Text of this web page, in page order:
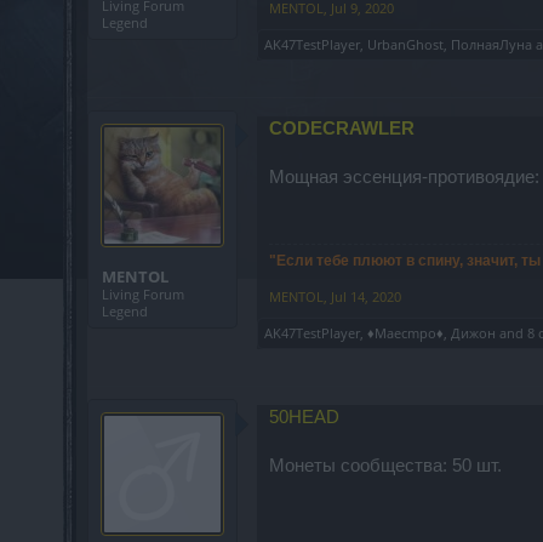
Living Forum
Legend
MENTOL, Jul 9, 2020
AK47TestPlayer, UrbanGhost, ПолнаяЛуна
MENTOL
Living Forum
Legend
CODECRAWLER
Мощная эссенция-противоядие:
"Если тебе плюют в спину, значит,
MENTOL, Jul 14, 2020
AK47TestPlayer, ♦Maecmpo♦, Дижон and 8
50HEAD
Монеты сообщества: 50 шт.